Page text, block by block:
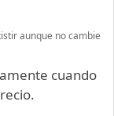
aunque no cambie
cuando